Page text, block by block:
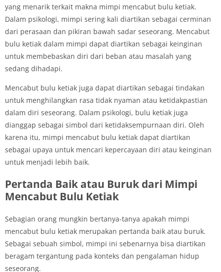
yang menarik terkait makna mimpi mencabut bulu ketiak.
Dalam psikologi, mimpi sering kali diartikan sebagai cerminan
dari perasaan dan pikiran bawah sadar seseorang. Mencabut
bulu ketiak dalam mimpi dapat diartikan sebagai keinginan
untuk membebaskan diri dari beban atau masalah yang
sedang dihadapi.
Mencabut bulu ketiak juga dapat diartikan sebagai tindakan
untuk menghilangkan rasa tidak nyaman atau ketidakpastian
dalam diri seseorang. Dalam psikologi, bulu ketiak juga
dianggap sebagai simbol dari ketidaksempurnaan diri. Oleh
karena itu, mimpi mencabut bulu ketiak dapat diartikan
sebagai upaya untuk mencari kepercayaan diri atau keinginan
untuk menjadi lebih baik.
Pertanda Baik atau Buruk dari Mimpi
Mencabut Bulu Ketiak
Sebagian orang mungkin bertanya-tanya apakah mimpi
mencabut bulu ketiak merupakan pertanda baik atau buruk.
Sebagai sebuah simbol, mimpi ini sebenarnya bisa diartikan
beragam tergantung pada konteks dan pengalaman hidup
seseorang.